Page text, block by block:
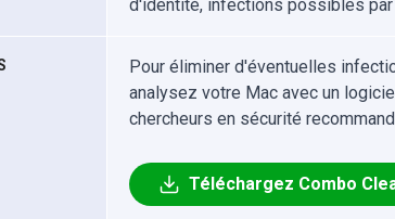
d'identité, infections possibles
Pour éliminer d'éventuelles
analysez votre Mac avec un
chercheurs en sécurité
Téléchargez Combo